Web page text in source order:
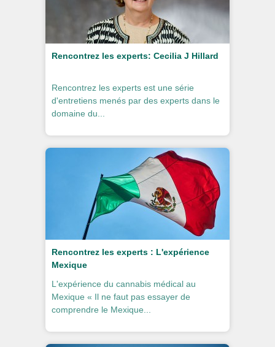
Rencontrez les experts: Cecilia J Hillard
Rencontrez les experts est une série
d'entretiens menés par des experts dans le
domaine du...
Rencontrez les experts : L'expérience
Mexique
L'expérience du cannabis médical au
Mexique « Il ne faut pas essayer de
comprendre le Mexique...